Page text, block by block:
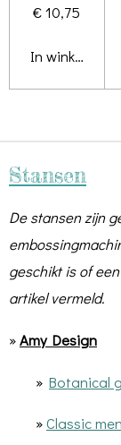
€ 10,75
In
Stansen
De stansen zijn
geschikt is of
artikel vermeld.
»Amy Design
» Botanical
»Classic